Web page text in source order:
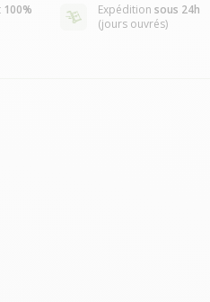
100%
Expédition sous 24h
(jours ouvrés)